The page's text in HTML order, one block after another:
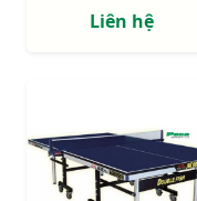
Liên hệ